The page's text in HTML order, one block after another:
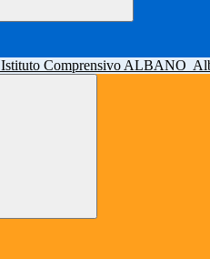
Istituto Comprensivo ALBANO